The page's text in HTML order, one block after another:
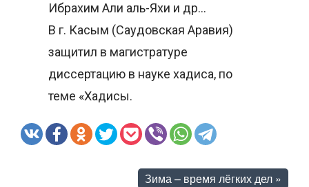
Ибрахим Али аль-Яхи и др…
В г. Касым (Саудовская Аравия)
защитил в магистратуре
диссертацию в науке хадиса, по
теме «Хадисы.
Зима – время лёгких дел »